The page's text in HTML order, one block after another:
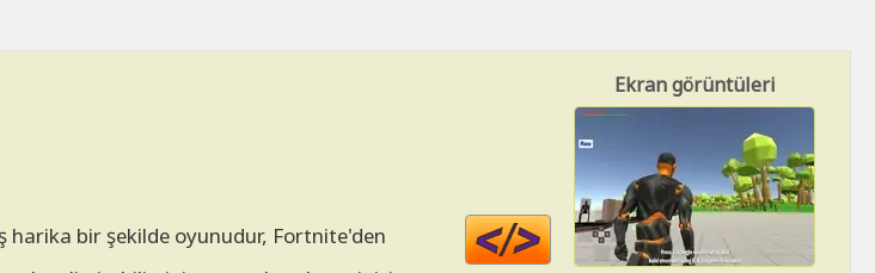
Ekran görüntüleri
Code
HTML
bir şekilde oyunudur, Fortnite'den